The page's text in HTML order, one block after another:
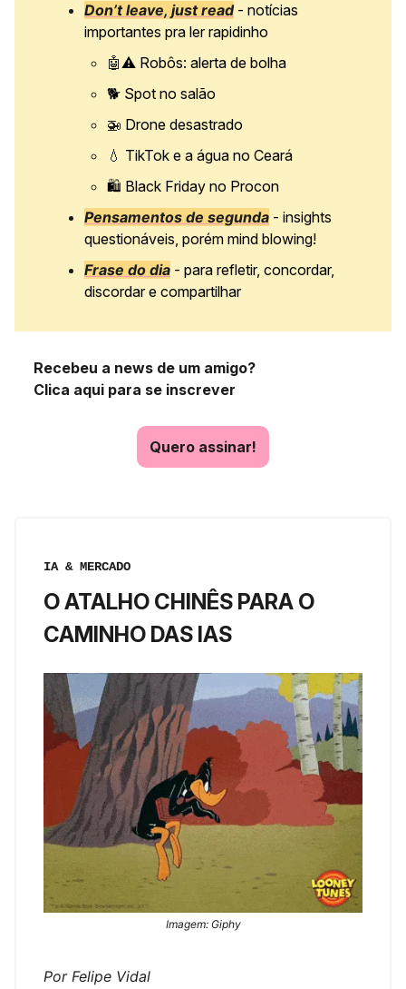
Don’t leave, just read- notícias
importantes pra ler rapidinho
🤖⚠️ Robôs: alerta de bolha
🐕 Spot no salão
🚁 Drone desastrado
💧 TikTok e a água no Ceará
🛍️ Black Friday no Procon
Pensamentos de segunda - insights
questionáveis, porém mind blowing!
Frase do dia - para refletir, concordar,
discordar e compartilhar
Recebeu a news de um amigo?
Clica aqui para se inscrever
Quero assinar!
IA & MERCADO
O ATALHO CHINÊS PARA O
CAMINHO DAS IAS
Imagem: Giphy
Por Felipe Vidal